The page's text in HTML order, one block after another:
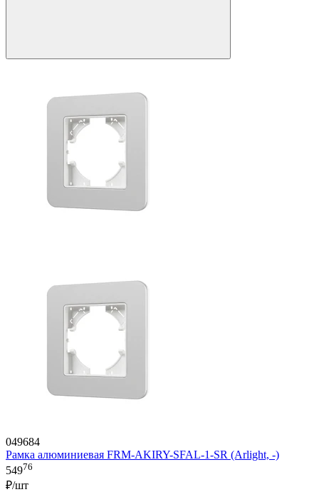
049684
Рамка алюминиевая FRM-AKIRY-SFAL-1-SR (Arlight, -)
54976
₽/шт